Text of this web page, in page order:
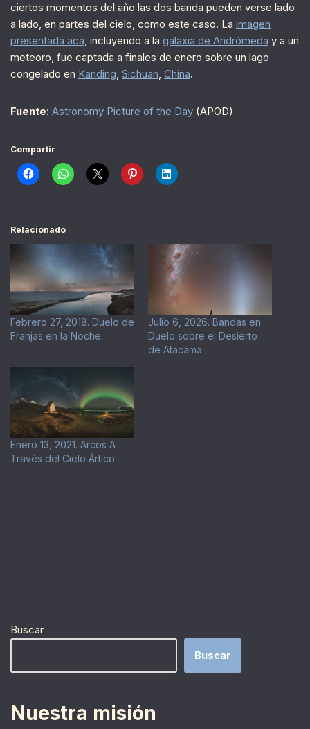
ciertos momentos del año las dos banda pueden verse lado
a lado, en partes del cielo, como este caso. La imagen
presentada acá, incluyendo a la galaxia de Andrómeda y a un
meteoro, fue captada a finales de enero sobre un lago
congelado en Kanding, Sichuan, China.
Fuente: Astronomy Picture of the Day (APOD)
Compartir
Relacionado
Febrero 27, 2018. Duelo de
Franjas en la Noche.
Julio 6, 2026. Bandas en
Duelo sobre el Desierto
de Atacama
Enero 13, 2021. Arcos A
Través del Cielo Ártico
Buscar
Buscar
Nuestra misión